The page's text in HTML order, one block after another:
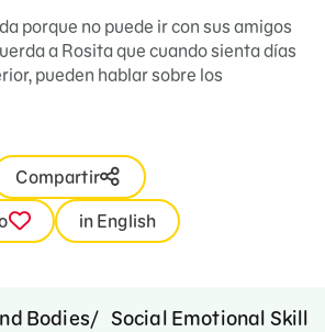
porque no puede ir con sus amigos
a Rosita que cuando sienta días
pueden hablar sobre los
Compartir
in English
Bodies Social Emotional Skills